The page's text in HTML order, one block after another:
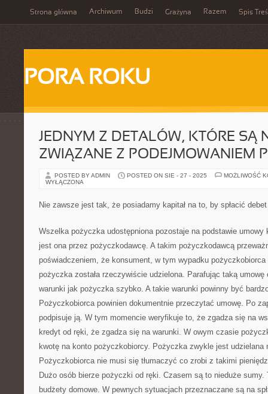
Strona główna Archiwum Budzi Grażyna Razem Spis
PORA ROKU
JEDNYM Z DETALÓW, KTÓRE SĄ
ZWIĄZANE Z PODEJMOWANIEM
POSTED BY ADMIN POSTED ON SIE - 27 - 2025
MOŻLIWOŚĆ
WYŁĄCZONA
Nie zawsze jest tak, że posiadamy kapitał na to, by spłacić debet
Wszelka pożyczka udostępniona pozostaje na podstawie umowy
jest ona przez pożyczkodawcę. A takim pożyczkodawcą
poświadczeniem, że konsument, w tym wypadku pożyczkobiorca
pożyczka została rzeczywiście udzielona. Parafując taką
warunki jak pożyczka szybko. A takie warunki powinny być
Pożyczkobiorca powinien dokumentnie przeczytać umowę. Po
podpisuje ją. W tym momencie weryfikuje to, że zgadza się na
kredyt od ręki, że zgadza się na warunki. W owym czasie
kwotę na konto pożyczkobiorcy. Pożyczka zwykle jest udzielana
Pożyczkobiorca nie musi się tłumaczyć co zrobi z takimi
Dużo osób bierze pożyczki od ręki. Czasem są to nieduże sumy.
budżety domowe. W pewnych sytuacjach przeznaczane są na